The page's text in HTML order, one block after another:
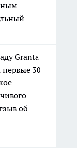
-
Granta
первые 30
об